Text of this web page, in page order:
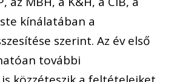
kínálatában a
szerint. Az év első
további